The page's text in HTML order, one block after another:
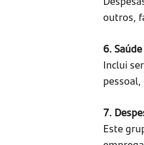
outros,
6.
Inclui
7.
Este